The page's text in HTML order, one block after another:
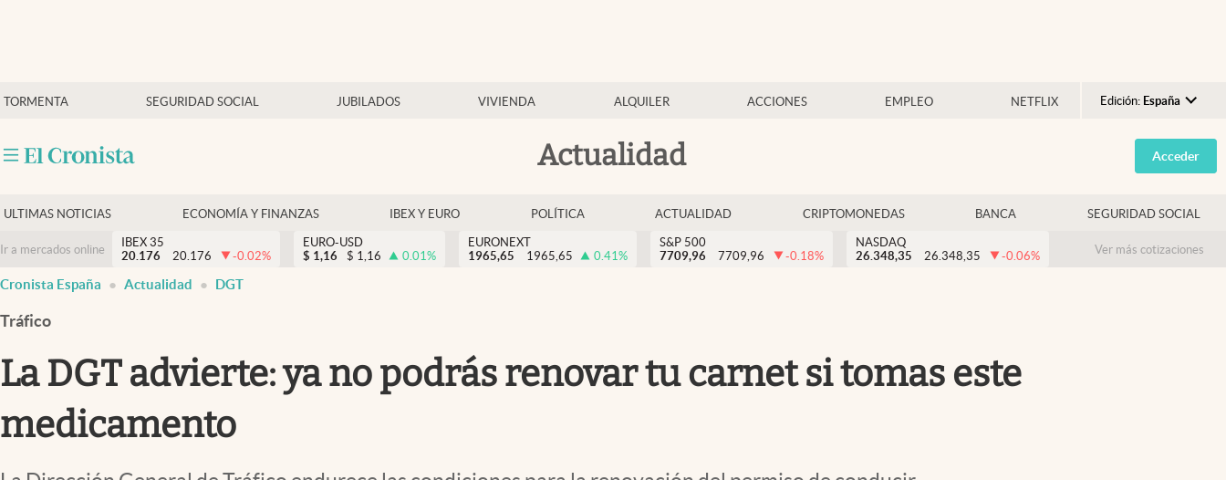
TORMENTA SEGURIDAD SOCIAL JUBILADOS VIVIENDA ALQUILER ACCIONES EMPLEO NETFLIX Edición: España
Argentina
España
USA
Colombia
Actualidad
Economía y finanzas
Criptomonedas
Acceder
ULTIMAS NOTICIAS ECONOMÍA Y FINANZAS IBEX Y EURO POLÍTICA ACTUALIDAD CRIPTOMONEDAS BANCA SEGURIDAD SOCIAL
Ir a mercados online
IBEX 35
20.176
20.176 -0.02%
EURO-USD
$ 1,16 $ 1,16 0.01%
EURONEXT
1965,65
1965,65 0.41%
S&P 500
7709,96
7709,96 -0.18%
NASDAQ
26.348,35
26.348,35 -0.06% Ver más cotizaciones
Cronista España Actualidad DGT
Tráfico
La DGT advierte: ya no podrás renovar tu carnet si tomas este
medicamento